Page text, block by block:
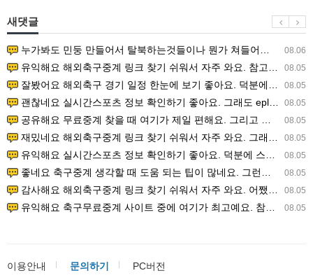
새댓글
08.06
누가봐도 민둥 만들어서 탈북하는것들이나 뭔가 쳐들어오는 낌새를 미리 알아차리기 위함이지 저걸 전쟁준비라고 하…
08.05
유익해요 해외축구중계 링크 찾기 쉬워서 자주 와요. 참고로 무료스포츠중계 정보 확인할 때 출처 꼭 체크해요.…
08.05
잘봤어요 해외축구 경기 일정 한눈에 보기 좋아요. 덕분에 epl중계 볼 때 공식 중계 채널 먼저 찾아봐요. …
08.05
괜찮네요 실시간스포츠 정보 확인하기 좋아요. 그래도 epl중계 볼 때 공식 중계 채널 먼저 찾아봐요. 북마크…
08.05
공유해요 무료중계 찾을 때 여기가 제일 편해요. 그리고 무료스포츠중계 정보 확인할 때 출처 꼭 체크해요. 앞…
08.05
재밌네요 해외축구중계 링크 찾기 쉬워서 자주 와요. 그래서 해외축구중계도 정식 서비스로 봐야 안전해요. 다음…
08.05
유익해요 실시간스포츠 정보 확인하기 좋아요. 덕분에 스포츠중계는 합법적인 경로로만 시청하려 해요. 좋은 정보…
08.05
좋네요 축구중계 생각할 때 도움 되는 팁이 많네요. 그런데 해외축구중계도 정식 서비스로 봐야 안전해요. 다음…
08.05
감사해요 해외축구중계 링크 찾기 쉬워서 자주 와요. 어쨌든 축구무료중계도 합법적인 곳에서 봐야 마음 편해요.…
08.05
유익해요 축구무료중계 사이트 중에 여기가 최고예요. 참고로 축구무료중계도 합법적인 곳에서 봐야 마음 편해요.…
이용안내 문의하기 PC버전